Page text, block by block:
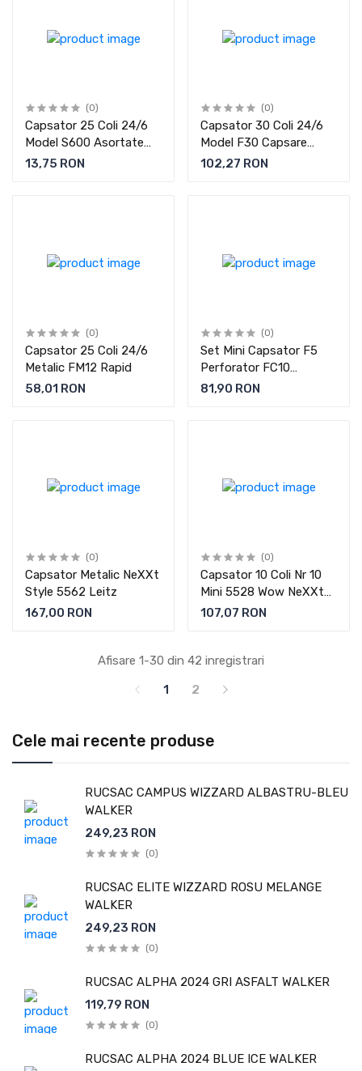
Cele mai recente produse
RUCSAC CAMPUS WIZZARD ALBASTRU-BLEU
WALKER
249,23 RON
(0)
RUCSAC ELITE WIZZARD ROSU MELANGE
WALKER
249,23 RON
(0)
RUCSAC ALPHA 2024 GRI ASFALT WALKER
119,79 RON
(0)
RUCSAC ALPHA 2024 BLUE ICE WALKER
(0)
Capsator 25 Coli 24/6
Model S600 Asortate
Noki
13,75 RON
(0)
Capsator 30 Coli 24/6
Model F30 Capsare
Plata Rapid
102,27 RON
(0)
Capsator 25 Coli 24/6
Metalic FM12 Rapid
58,01 RON
(0)
Set Mini Capsator F5
Perforator FC10
Decapsator C2 RAPID
81,90 RON
(0)
Capsator Metalic NeXXt
Style 5562 Leitz
167,00 RON
(0)
Capsator 10 Coli Nr 10
Mini 5528 Wow NeXXt
Leitz
107,07 RON
Afisare 1-30 din 42 inregistrari
1
2